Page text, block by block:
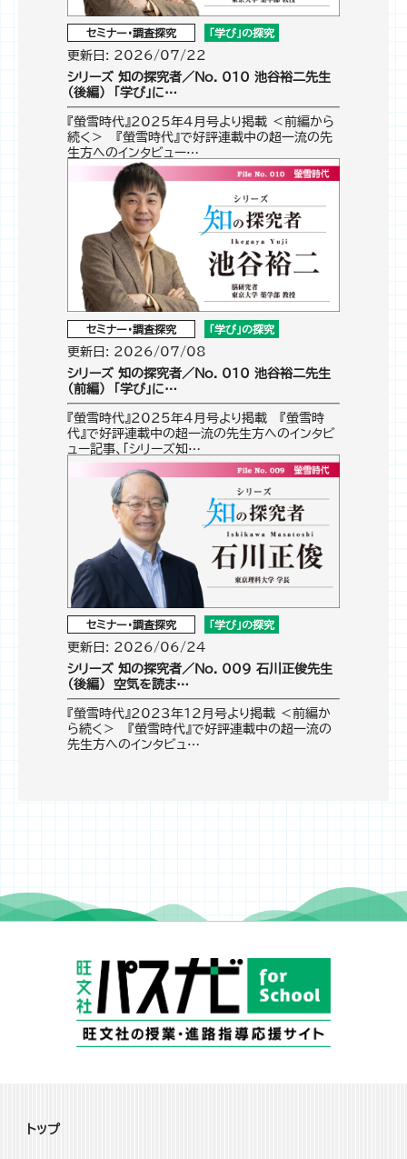
セミナー・調査探究 「学び」の探究
更新日: 2026/07/22
シリーズ 知の探究者／No. 010 池谷裕二先生
（後編） ｢学び」に…
『螢雪時代』2025年4月号より掲載 ＜前編から
続く＞ 『螢雪時代』で好評連載中の超一流の先
生方へのインタビュー…
セミナー・調査探究 「学び」の探究
更新日: 2026/07/08
シリーズ 知の探究者／No. 010 池谷裕二先生
（前編） ｢学び」に…
『螢雪時代』2025年4月号より掲載 『螢雪時
代』で好評連載中の超一流の先生方へのインタビ
ュー記事、「シリーズ知…
セミナー・調査探究 「学び」の探究
更新日: 2026/06/24
シリーズ 知の探究者／No. 009 石川正俊先生
（後編） 空気を読ま…
『螢雪時代』2023年12月号より掲載 ＜前編か
ら続く＞ 『螢雪時代』で好評連載中の超一流の
先生方へのインタビュ…
トップ